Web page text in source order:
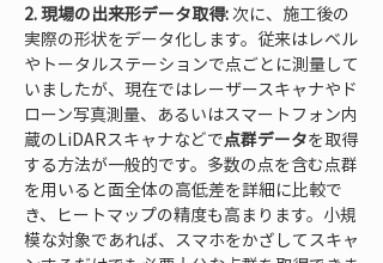
2. 現場の出来形データ取得: 次に、施工後の
実際の形状をデータ化します。従来はレベル
やトータルステーションで点ごとに測量して
いましたが、現在ではレーザースキャナやド
ローン写真測量、あるいはスマートフォン内
蔵のLiDARスキャナなどで点群データを取得
する方法が一般的です。多数の点を含む点群
を用いると面全体の高低差を詳細に比較で
き、ヒートマップの精度も高まります。小規
模な対象であれば、スマホをかざしてスキャ